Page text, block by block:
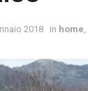
2018 in home